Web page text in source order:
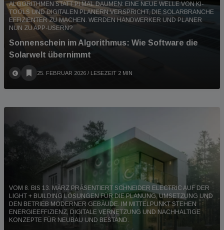
ALGORITHMEN STATT PI MAL DAUMEN: EINE NEUE WELLE VON KI-
TOOLS UND DIGITALEN PLANERN VERSPRICHT, DIE SOLARBRANCHE
EFFIZIENTER ZU MACHEN. WERDEN HANDWERKER UND PLANER
NUN ZU APP-USERN?
Sonnenschein im Algorithmus: Wie Software die
Solarwelt übernimmt
25. FEBRUAR 2026 / LESEZEIT 2 MIN
VOM 8. BIS 13. MÄRZ PRÄSENTIERT SCHNEIDER ELECTRIC AUF DER
LIGHT + BUILDING LÖSUNGEN FÜR DIE PLANUNG, UMSETZUNG UND
DEN BETRIEB MODERNER GEBÄUDE. IM MITTELPUNKT STEHEN
ENERGIEEFFIZIENZ, DIGITALE VERNETZUNG UND NACHHALTIGE
KONZEPTE FÜR NEUBAU UND BESTAND.